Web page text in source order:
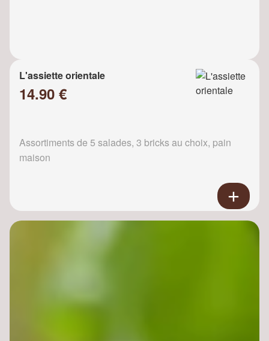
L'assiette orientale
14.90 €
Assortiments de 5 salades, 3 bricks au choix, pain
maison